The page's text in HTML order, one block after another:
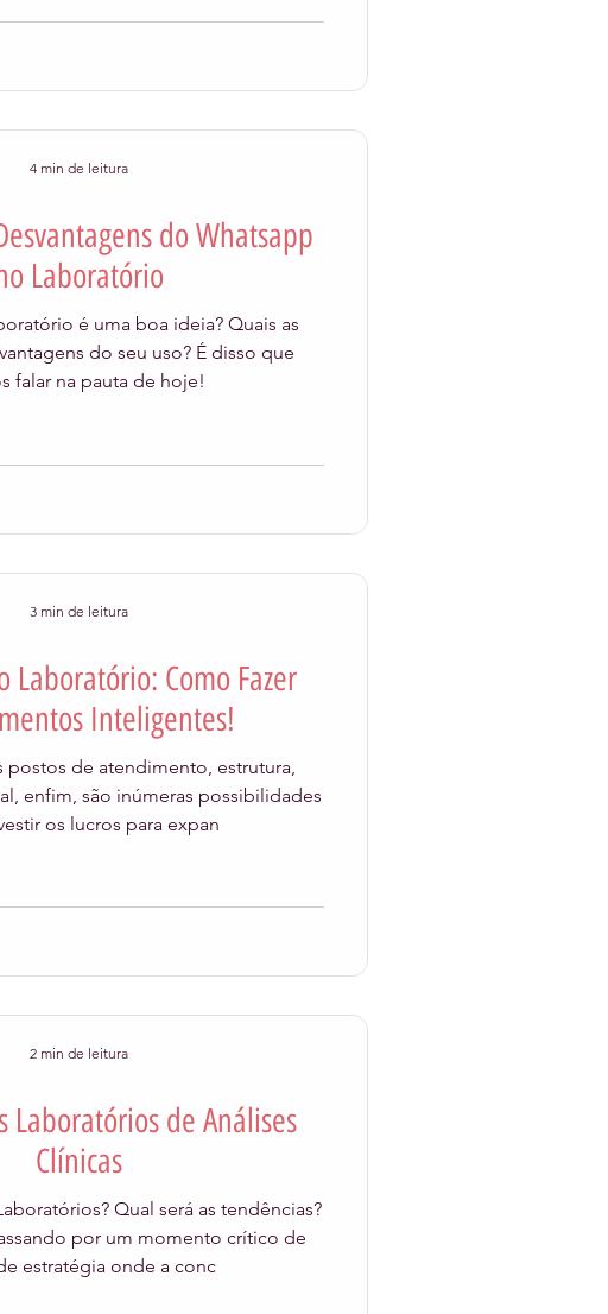
do Whatsapp
Laboratório
é uma boa ideia? Quais as
do seu uso? É disso que
falar na pauta de hoje!
4 min de leitura
Laboratório: Como Fazer
Inteligentes!
postos de atendimento, estrutura,
enfim, são inúmeras possibilidades
os lucros para expan
3 min de leitura
Laboratórios de Análises
Clínicas
Qual será as tendências?
por um momento crítico de
estratégia onde a conc
2 min de leitura